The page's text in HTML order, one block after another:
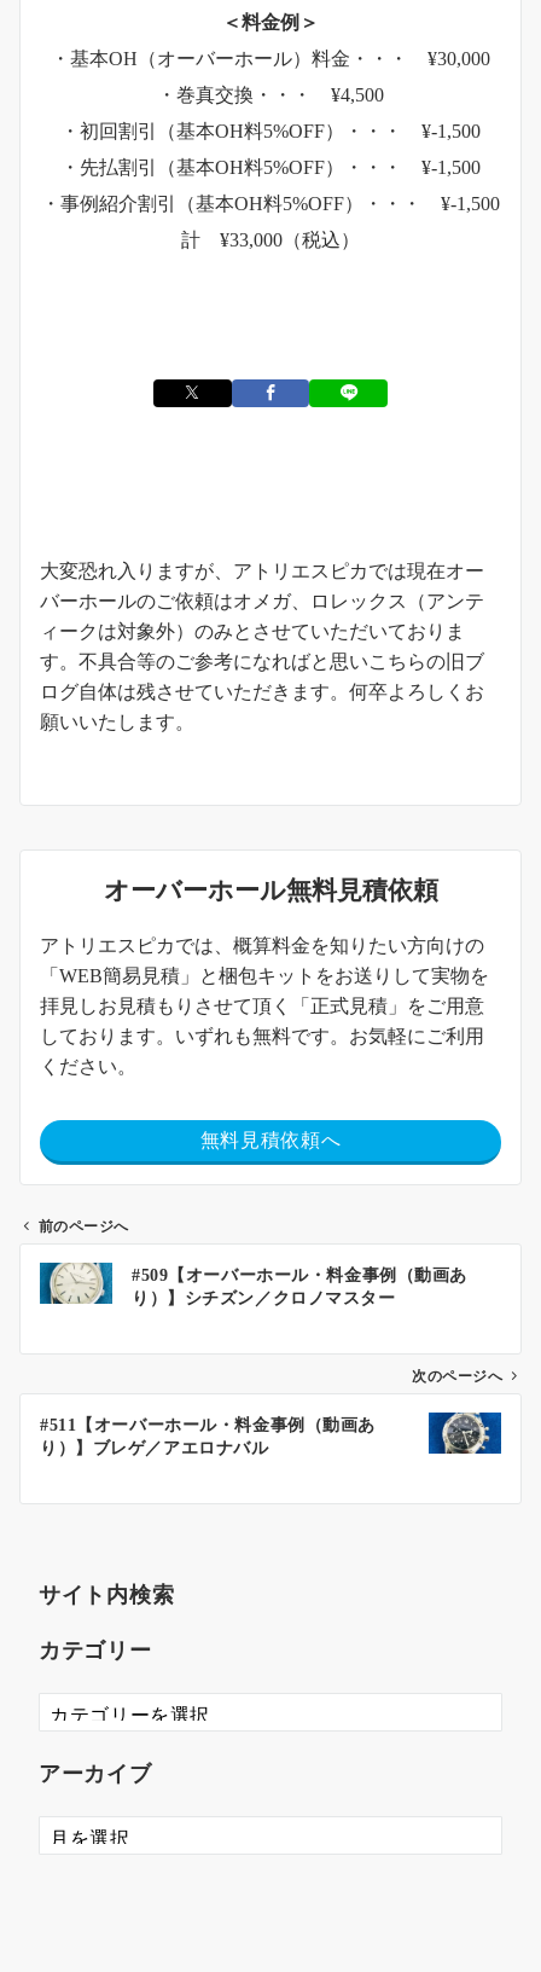
＜料金例＞
・基本OH（オーバーホール）料金・・・ ¥30,000
・巻真交換・・・ ¥4,500
・初回割引（基本OH料5%OFF）・・・ ¥-1,500
・先払割引（基本OH料5%OFF）・・・ ¥-1,500
・事例紹介割引（基本OH料5%OFF）・・・ ¥-1,500
計 ¥33,000（税込）
大変恐れ入りますが、アトリエスピカでは現在オー
バーホールのご依頼はオメガ、ロレックス（アンテ
ィークは対象外）のみとさせていただいておりま
す。不具合等のご参考になればと思いこちらの旧ブ
ログ自体は残させていただきます。何卒よろしくお
願いいたします。
オーバーホール無料見積依頼
アトリエスピカでは、概算料金を知りたい方向けの
「WEB簡易見積」と梱包キットをお送りして実物を
拝見しお見積もりさせて頂く「正式見積」をご用意
しております。いずれも無料です。お気軽にご利用
ください。
無料見積依頼へ
前のページへ
#509【オーバーホール・料金事例（動画あ
り）】シチズン／クロノマスター
次のページへ
#511【オーバーホール・料金事例（動画あ
り）】ブレゲ／アエロナバル
サイト内検索
カテゴリー
アーカイブ